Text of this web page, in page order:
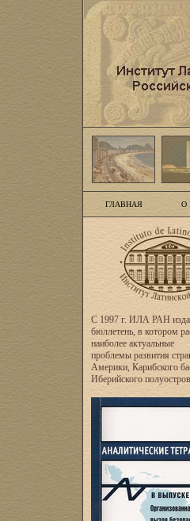
ГЛАВНАЯ О
С 1997 г. ИЛА РАН
бюллетень, в котором
наиболее актуальные
проблемы развития
Америки, Карибского
Иберийского